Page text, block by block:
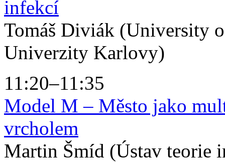
infekcí
Tomáš Diviák (University
Univerzity Karlovy)
11:20–11:35
Model M – Město jako
vrcholem
Martin Šmíd (Ústav teorie